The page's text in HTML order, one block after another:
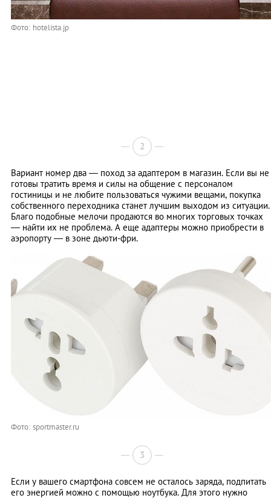
Фото: hotelista.jp
2
Вариант номер два — поход за адаптером в магазин. Если вы не
готовы тратить время и силы на общение с персоналом
гостиницы и не любите пользоваться чужими вещами, покупка
собственного переходника станет лучшим выходом из ситуации.
Благо подобные мелочи продаются во многих торговых точках
— найти их не проблема. А еще адаптеры можно приобрести в
аэропорту — в зоне дьюти-фри.
Фото: sportmaster.ru
3
Если у вашего смартфона совсем не осталось заряда, подпитать
его энергией можно с помощью ноутбука. Для этого нужно